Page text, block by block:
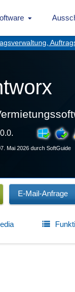
Mai 2026 durch SoftGuide
E-Mail-Anfrage